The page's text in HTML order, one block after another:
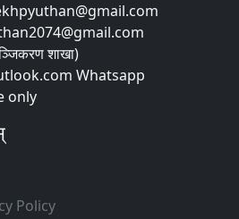
शाखा)
Whatsapp
only
Policy